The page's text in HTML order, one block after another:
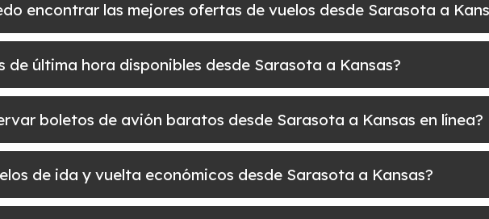
encontrar las mejores ofertas de vuelos desde Sarasota a
de última hora disponibles desde Sarasota a Kansas?
boletos de avión baratos desde Sarasota a Kansas en línea?
de ida y vuelta económicos desde Sarasota a Kansas?